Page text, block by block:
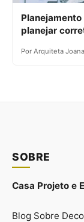
planejar
Por Arquiteta
SOBRE
Casa Projeto e
Blog Sobre